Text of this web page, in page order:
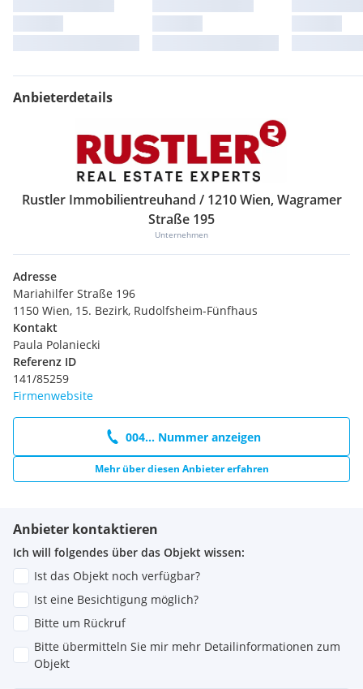
Anbieterdetails
Rustler Immobilientreuhand / 1210 Wien, Wagramer
Straße 195
Unternehmen
Adresse
Mariahilfer Straße 196
1150 Wien, 15. Bezirk, Rudolfsheim-Fünfhaus
Kontakt
Paula Polaniecki
Referenz ID
141/85259
Firmenwebsite
004... Nummer anzeigen
Mehr über diesen Anbieter erfahren
Anbieter kontaktieren
Ich will folgendes über das Objekt wissen:
Ist das Objekt noch verfügbar?
Ist eine Besichtigung möglich?
Bitte um Rückruf
Bitte übermitteln Sie mir mehr Detailinformationen zum
Objekt